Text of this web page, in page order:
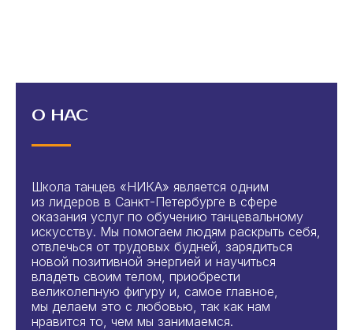
О НАС
Школа танцев «НИКА» является одним
из лидеров в Санкт-Петербурге в сфере
оказания услуг по обучению танцевальному
искусству. Мы помогаем людям раскрыть себя,
отвлечься от трудовых будней, зарядиться
новой позитивной энергией и научиться
владеть своим телом, приобрести
великолепную фигуру и, самое главное,
мы делаем это с любовью, так как нам
нравится то, чем мы занимаемся.